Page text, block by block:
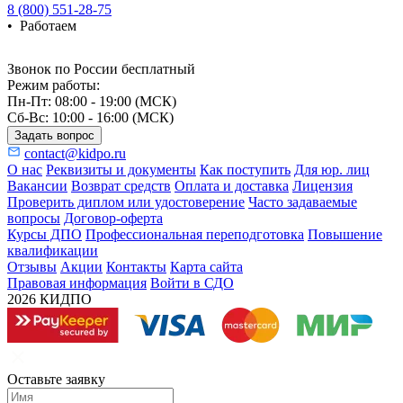
8 (800) 551-28-75
• Работаем
Звонок по России бесплатный
Режим работы:
Пн-Пт: 08:00 - 19:00 (МСК)
Сб-Вс: 10:00 - 16:00 (МСК)
Задать вопрос
contact@kidpo.ru
О нас Реквизиты и документы Как поступить Для юр. лиц
Вакансии Возврат средств Оплата и доставка Лицензия
Проверить диплом или удостоверение Часто задаваемые
вопросы Договор-оферта
Курсы ДПО Профессиональная переподготовка Повышение
квалификации
Отзывы Акции Контакты Карта сайта
Правовая информация Войти в СДО
2026 КИДПО
Оставьте заявку